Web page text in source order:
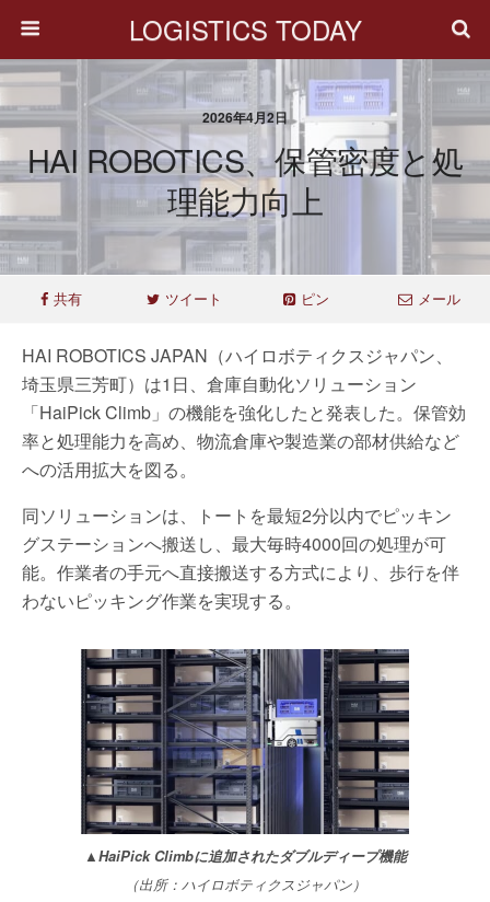
LOGISTICS TODAY
2026年4月2日
HAI ROBOTICS、保管密度と処
理能力向上
共有 ツイート ピン メール
HAI ROBOTICS JAPAN（ハイロボティクスジャパン、
埼玉県三芳町）は1日、倉庫自動化ソリューション
「HaiPick Climb」の機能を強化したと発表した。保管効
率と処理能力を高め、物流倉庫や製造業の部材供給など
への活用拡大を図る。
同ソリューションは、トートを最短2分以内でピッキン
グステーションへ搬送し、最大毎時4000回の処理が可
能。作業者の手元へ直接搬送する方式により、歩行を伴
わないピッキング作業を実現する。
▲HaiPick Climbに追加されたダブルディープ機能
（出所：ハイロボティクスジャパン）